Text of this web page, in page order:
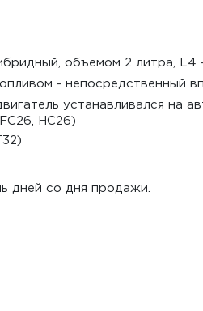
объемом 2 литра, L4
- непосредственный
устанавливался на
HC26)
дней со дня продажи.